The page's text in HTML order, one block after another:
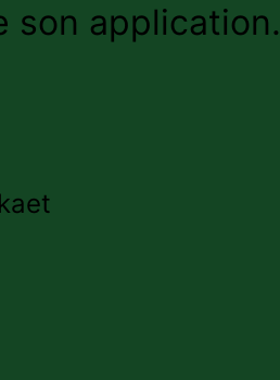
son application.